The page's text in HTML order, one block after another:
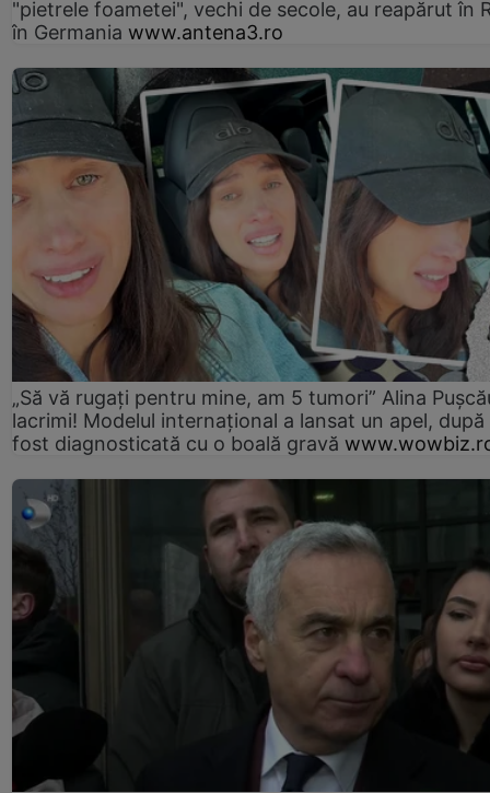
"pietrele foametei", vechi de secole, au reapărut în
în Germania www.antena3.ro
„Să vă rugați pentru mine, am 5 tumori” Alina
lacrimi! Modelul internațional a lansat un apel, după
fost diagnosticată cu o boală gravă